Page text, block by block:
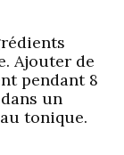
Ajouter de
pendant 8
un
tonique.